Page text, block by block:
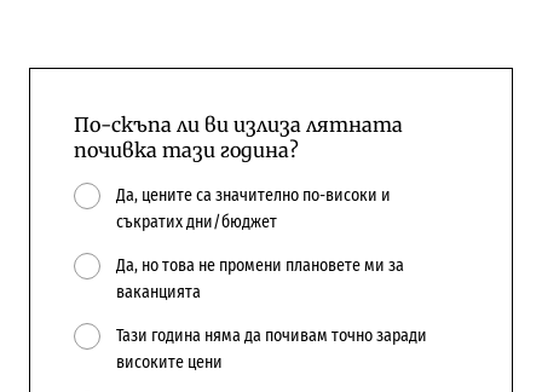
По-скъпа ли ви излиза лятната
почивка тази година?
Да, цените са значително по-високи и
съкратих дни/бюджет
Да, но това не промени плановете ми за
ваканцията
Тази година няма да почивам точно заради
високите цени